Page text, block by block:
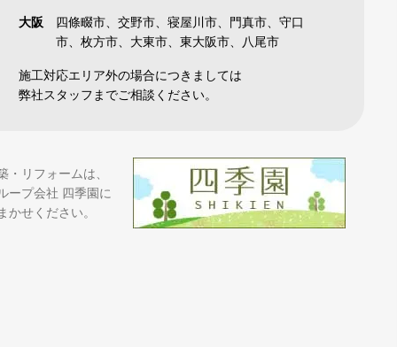
大阪
四條畷市、交野市、寝屋川市、門真市、守口
市、枚方市、大東市、東大阪市、八尾市
施工対応エリア外の場合につきましては
弊社スタッフまでご相談ください。
・リフォームは、
ープ会社 四季園に
かせください。